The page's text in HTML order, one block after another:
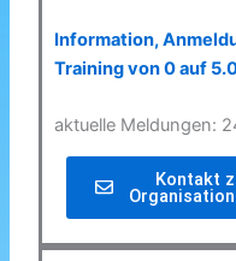
Information,
Training von 0 auf
aktuelle Meldungen:
Kontakt